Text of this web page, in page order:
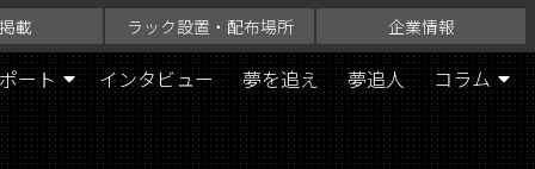
載 ラック設置・配布場所 企業情報
ート インタビュー 夢を追え 夢追人 コラム